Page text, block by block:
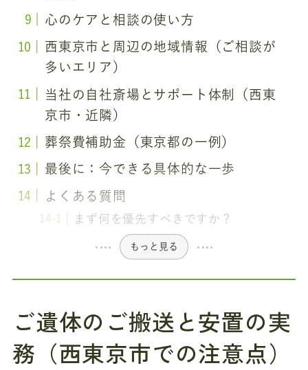
心のケアと相談の使い方
西東京市と周辺の地域情報（ご相談が
多いエリア）
当社の自社斎場とサポート体制（西東
京市・近隣）
葬祭費補助金（東京都の一例）
最後に：今できる具体的な一歩
よくある質問
まず何を優先すべきですか？
もっと見る
ご遺体のご搬送と安置の実
務（西東京市での注意点）